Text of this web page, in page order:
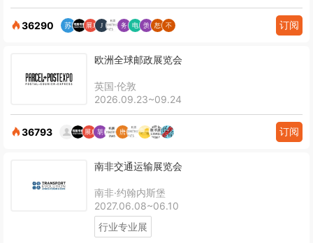
36290 订阅
欧洲全球邮政展览会
英国·伦敦
2026.09.23~09.24
36793 订阅
南非交通运输展览会
南非·约翰内斯堡
2027.06.08~06.10
行业专业展